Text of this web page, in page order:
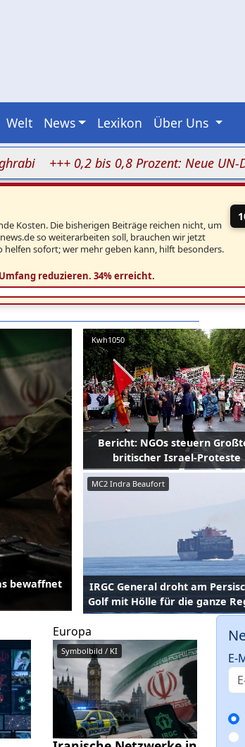
Welt News Lexikon Über Uns
+++ 0,2 bis 0,8 Prozent: Neue UN-Daten
Kosten. Die bisherigen Beiträge reichen nicht, um
so weiterarbeiten soll, brauchen wir jetzt
helfen sofort; wer mehr geben kann, hilft besonders.
reduzieren. 34% erreicht.
bewaffnet
Kwh1050
Bericht: NGOs steuern
britischer Israel-Proteste
MC2 Indra Beaufort
IRGC General droht am
Golf mit Hölle für die ganze
Europa
Symbolbild / KI E-